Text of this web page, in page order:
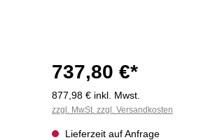
737,80 €*
877,98 € inkl. Mwst.
zzgl. MwSt. zzgl. Versandkosten
Lieferzeit auf Anfrage